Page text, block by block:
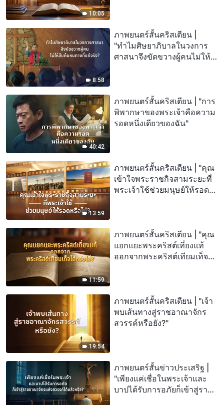
10:05
8:58
ภาพยนตร์สั้นคริสเตียน |
"ทำไมศิษยาภิบาลในวงการ
ศาสนาจึงขัดขวางผู้คนไม่ให้
40:42
ภาพยนตร์สั้นคริสเตียน | "การ
พิพากษาของพระเจ้าคือความ
รอดหนึ่งเดียวของฉัน"
13:59
ภาพยนตร์สั้นคริสเตียน | "คุณ
เข้าใจพระราชกิจสามระยะที่
พระเจ้าใช้ช่วยมนุษย์ให้รอด
11:59
ภาพยนตร์สั้นคริสเตียน | "คุณ
แยกแยะพระคริสต์เที่ยงแท้
ออกจากพระคริสต์เทียมเท็จได้
19:54
ภาพยนตร์สั้นคริสเตียน | "เจ้า
พบเส้นทางสู่ราชอาณาจักร
สวรรค์หรือยัง?"
ภาพยนตร์สั้นข่าวประเสริฐ |
"เพียงแค่เชื่อในพระเจ้าและ
บาปได้รับการอภัยก็เข้าสู่ราช